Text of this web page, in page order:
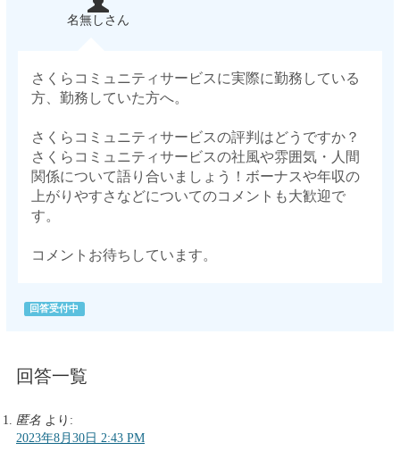
名無しさん
さくらコミュニティサービスに実際に勤務している
方、勤務していた方へ。
さくらコミュニティサービスの評判はどうですか？
さくらコミュニティサービスの社風や雰囲気・人間
関係について語り合いましょう！ボーナスや年収の
上がりやすさなどについてのコメントも大歓迎で
す。
コメントお待ちしています。
回答受付中
回答一覧
匿名 より:
2023年8月30日 2:43 PM